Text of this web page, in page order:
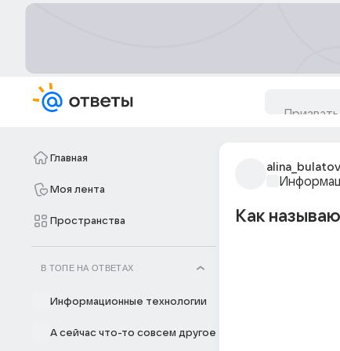
Главная
Моя лента
Пространства
В ТОПЕ НА ОТВЕТАХ
Информационные технологии
А сейчас что-то совсем другое
Как